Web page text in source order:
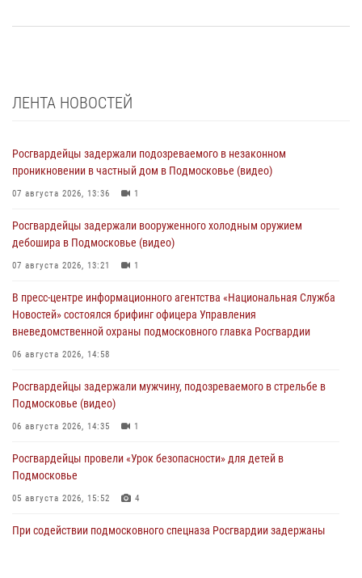
ЛЕНТА НОВОСТЕЙ
Росгвардейцы задержали подозреваемого в незаконном
проникновении в частный дом в Подмосковье (видео)
07 августа 2026, 13:36 1
Росгвардейцы задержали вооруженного холодным оружием
дебошира в Подмосковье (видео)
07 августа 2026, 13:21 1
В пресс-центре информационного агентства «Национальная Служба
Новостей» состоялся брифинг офицера Управления
вневедомственной охраны подмосковного главка Росгвардии
06 августа 2026, 14:58
Росгвардейцы задержали мужчину, подозреваемого в стрельбе в
Подмосковье (видео)
06 августа 2026, 14:35 1
Росгвардейцы провели «Урок безопасности» для детей в
Подмосковье
05 августа 2026, 15:52 4
При содействии подмосковного спецназа Росгвардии задержаны